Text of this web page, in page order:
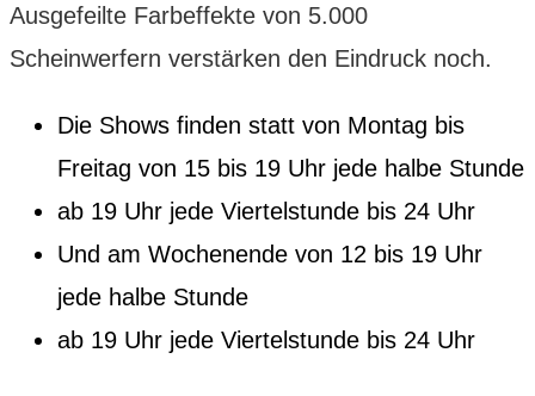
Ausgefeilte Farbeffekte von 5.000
Scheinwerfern verstärken den Eindruck noch.
Die Shows finden statt von Montag bis
Freitag von 15 bis 19 Uhr jede halbe Stunde
ab 19 Uhr jede Viertelstunde bis 24 Uhr
Und am Wochenende von 12 bis 19 Uhr
jede halbe Stunde
ab 19 Uhr jede Viertelstunde bis 24 Uhr